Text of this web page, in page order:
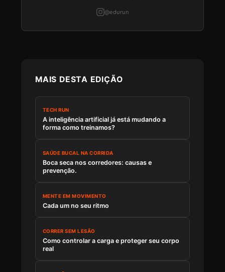
@edurun
MAIS DESTA EDIÇÃO
TECH RUN
A inteligência artificial já está mudando a
forma como treinamos?
SAÚDE BUCAL NA CORRIDA
Boca seca nos corredores: causas e
prevenção.
MENTE EM MOVIMENTO
Cada um no seu ritmo
CORRER SEM LESÃO
Como controlar a carga e proteger seu corpo
real